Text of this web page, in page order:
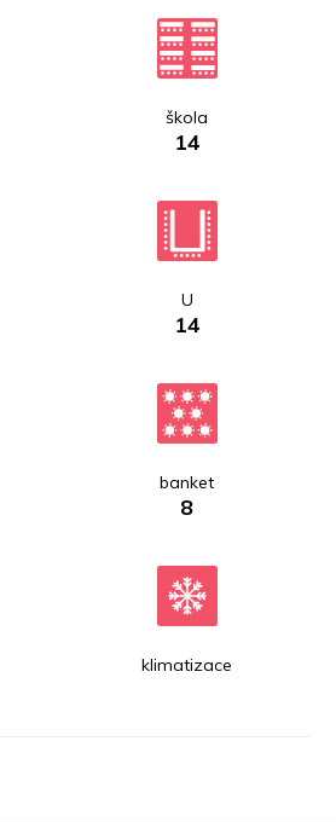
škola
14
U
14
banket
8
klimatizace